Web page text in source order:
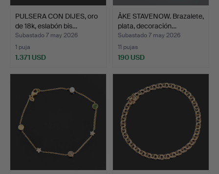
PULSERA CON DIJES, oro
de 18k, eslabón bis…
Subastado 7 may 2026
1 puja
1.371 USD
ÅKE STAVENOW. Brazalete,
plata, decoración…
Subastado 7 may 2026
11 pujas
190 USD